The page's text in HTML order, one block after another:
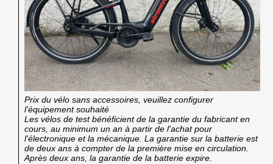
Prix du vélo sans accessoires, veuillez configurer
l'équipement souhaité
Les vélos de test bénéficient de la garantie du fabricant en
cours, au minimum un an à partir de l'achat pour
l'électronique et la mécanique. La garantie sur la batterie est
de deux ans à compter de la première mise en circulation.
Après deux ans, la garantie de la batterie expire.